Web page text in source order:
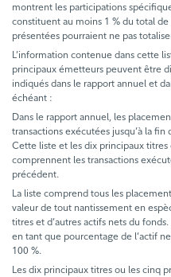
montrent les participations
constituent au moins 1 % du total de
présentées pourraient ne pas
L’information contenue dans cette
principaux émetteurs peuvent être
indiqués dans le rapport annuel et
échéant :
Dans le rapport annuel, les
transactions exécutées jusqu’à la
Cette liste et les dix principaux
comprennent les transactions
précédent.
La liste comprend tous les
valeur de tout nantissement en
titres et d’autres actifs nets du
en tant que pourcentage de l’actif
100 %.
Les dix principaux titres ou les cinq